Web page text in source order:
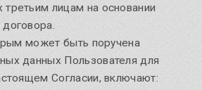
лицам на основании
может быть поручена
данных Пользователя для
Согласии, включают: